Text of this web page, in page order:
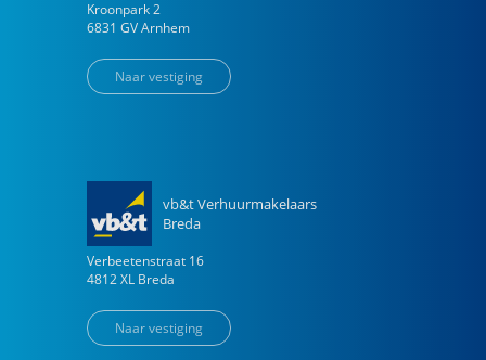
Kroonpark 2
6831 GV Arnhem
Naar vestiging
vb&t Verhuurmakelaars
Breda
Verbeetenstraat 16
4812 XL Breda
Naar vestiging